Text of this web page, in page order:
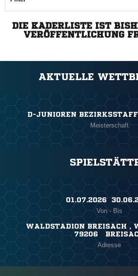
DIE KADERLISTE IST
VERÖFFENTLICHUNG
AKTUELLE
D-JUNIOREN
Meisterschaft
01.07.2026
Von - Bis
WALDSTADION BREISACH ,
79206
Adresse